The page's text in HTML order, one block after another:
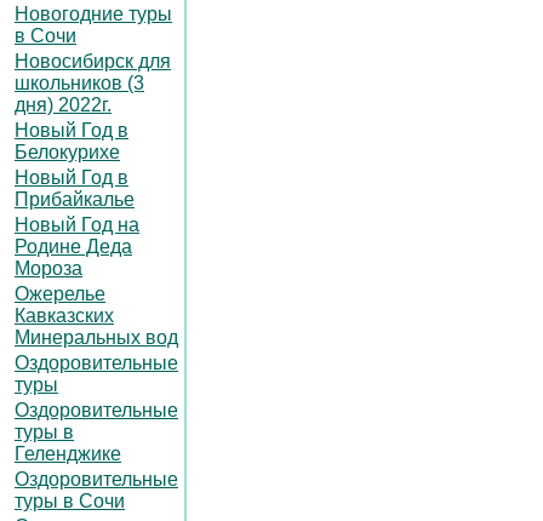
Новогодние туры
в Сочи
Новосибирск для
школьников (3
дня) 2022г.
Новый Год в
Белокурихе
Новый Год в
Прибайкалье
Новый Год на
Родине Деда
Мороза
Ожерелье
Кавказских
Минеральных вод
Оздоровительные
туры
Оздоровительные
туры в
Геленджике
Оздоровительные
туры в Сочи